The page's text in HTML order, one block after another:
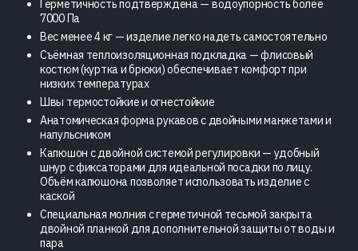
Герметичность подтверждена — водоупорность более
7000 Па
Вес менее 4 кг — изделие легко надеть самостоятельно
Съёмная теплоизоляционная подкладка — флисовый
костюм (куртка и брюки) обеспечивает комфорт при
низких температурах
Швы термостойкие и огнестойкие
Анатомическая форма рукавов с двойными манжетами и
напульсником
Капюшон с двойной системой регулировки — удобный
шнур с фиксаторами для идеальной посадки по лицу.
Объём капюшона позволяет использовать изделие с
каской
Специальная молния с герметичной тесьмой закрыта
двойной планкой для дополнительной защиты от воды и
пара